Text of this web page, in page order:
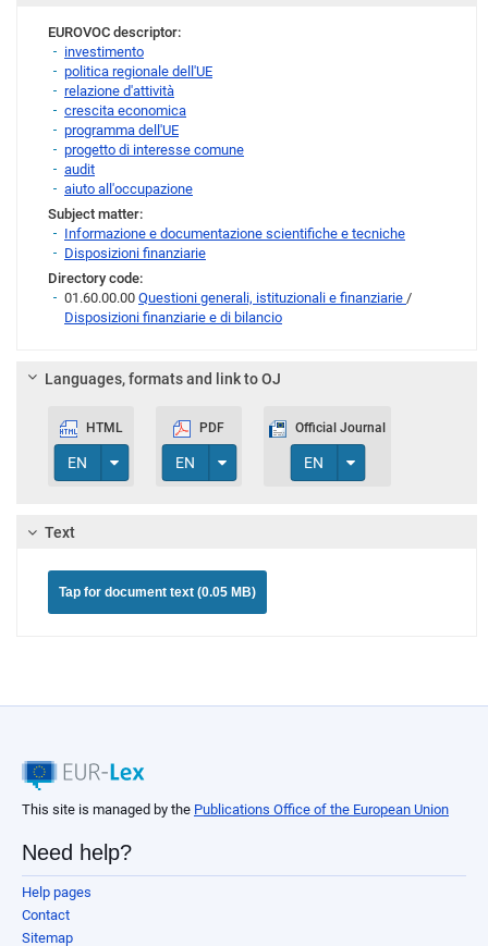
EUROVOC descriptor:
investimento
politica regionale dell'UE
relazione d'attività
crescita economica
programma dell'UE
progetto di interesse comune
audit
aiuto all'occupazione
Subject matter:
Informazione e documentazione scientifiche e tecniche
Disposizioni finanziarie
Directory code:
01.60.00.00 Questioni generali, istituzionali e finanziarie /
Disposizioni finanziarie e di bilancio
Languages, formats and link to OJ
HTML
EN Toggle Dropdown
PDF
EN Toggle Dropdown
Official Journal
EN Toggle Dropdown
Text
Tap for document text (0.05 MB)
This site is managed by the Publications Office of the European Union
Need help?
Help pages
Contact
Sitemap